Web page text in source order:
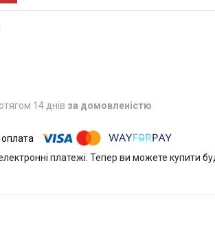
14 днів за домовленістю
платежі. Тепер ви можете купити